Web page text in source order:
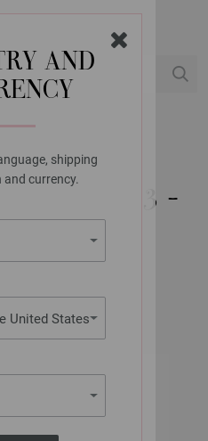
AND
shipping
currency.
United States
2023 -
2023